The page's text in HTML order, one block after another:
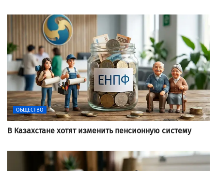
ОБЩЕСТВО
В Казахстане хотят изменить пенсионную систему